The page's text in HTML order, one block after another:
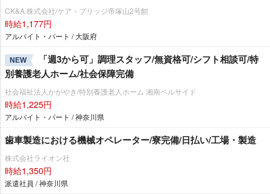
CK&A 株式会社/ケア・ブリッジ帝塚山2号館
時給1,177円
アルバイト・パート / 大阪府
NEW
「週3から可」調理スタッフ/無資格可/シフト相談可/特
別養護老人ホーム/社会保障完備
社会福祉法人かがやき/特別養護老人ホーム 湘南ベルサイド
時給1,225円
アルバイト・パート / 神奈川県
歯車製造における機械オペレーター/寮完備/日払い/工場・製造
株式会社ライオン社
時給1,350円
派遣社員 / 神奈川県